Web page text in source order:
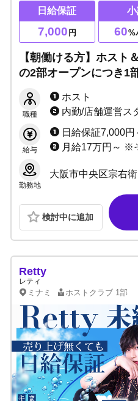
日給保証
7,000 円 60%
【朝働ける方】ホス
の2部オープンにつき
ャンス！！
職種
ホスト
内勤/店舗運営ス
給与
日給保証7,000
月給17万円～ ※その
勤務地
検討中に追加
Retty
レティ
ミナミ ホストクラブ 1部